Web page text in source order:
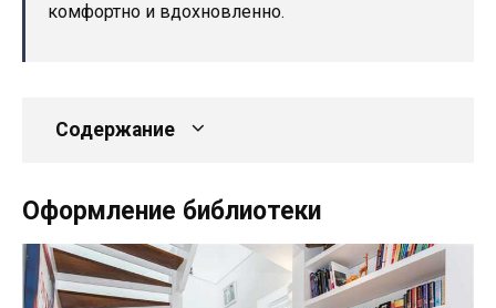
комфортно и вдохновленно.
Содержание
Оформление библиотеки